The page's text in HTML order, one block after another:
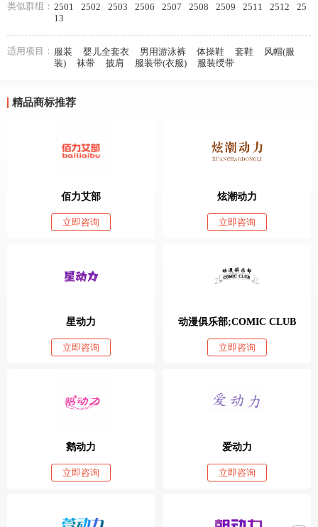
类似群组： 2501 2502 2503 2506 2507 2508 2509 2511 2512
25
13
适用项目： 服装 婴儿全套衣 男用游泳裤 体操鞋 套鞋
风帽(服
装)
袜带 披肩 服装带(衣服) 服装绶带
精品商标推荐
佰力艾部
立即咨询
炫潮动力
立即咨询
星动力
立即咨询
动漫俱乐部;COMIC CLUB
立即咨询
鹅动力
立即咨询
爱动力
立即咨询